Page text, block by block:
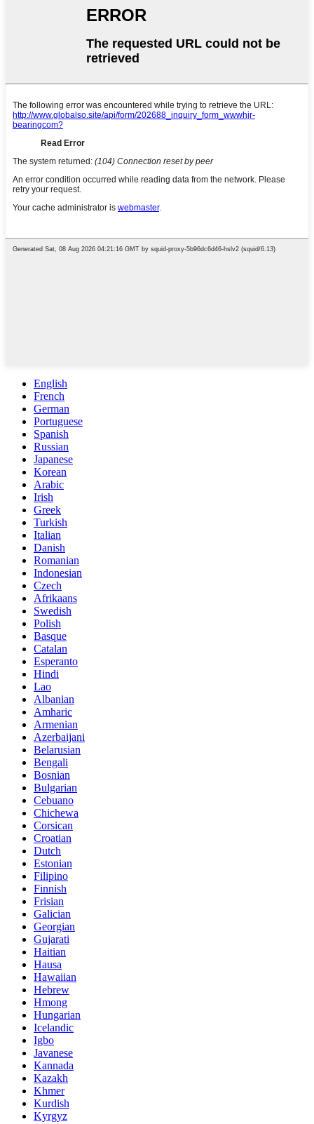
English
French
German
Portuguese
Spanish
Russian
Japanese
Korean
Arabic
Irish
Greek
Turkish
Italian
Danish
Romanian
Indonesian
Czech
Afrikaans
Swedish
Polish
Basque
Catalan
Esperanto
Hindi
Lao
Albanian
Amharic
Armenian
Azerbaijani
Belarusian
Bengali
Bosnian
Bulgarian
Cebuano
Chichewa
Corsican
Croatian
Dutch
Estonian
Filipino
Finnish
Frisian
Galician
Georgian
Gujarati
Haitian
Hausa
Hawaiian
Hebrew
Hmong
Hungarian
Icelandic
Igbo
Javanese
Kannada
Kazakh
Khmer
Kurdish
Kyrgyz